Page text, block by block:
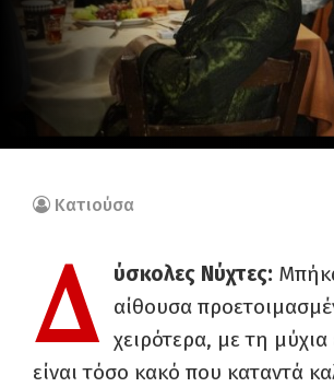
Κατιούσα
Δ ύσκολες Νύχτες:
αίθουσα
χειρότερα, με τη μύχια
είναι τόσο κακό που καταντά